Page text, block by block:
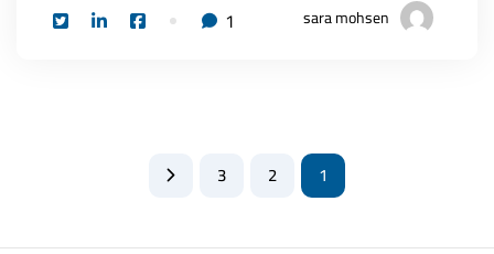
sara mohsen
1
1
2
3